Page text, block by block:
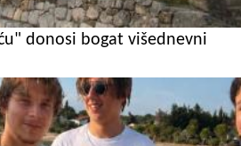
donosi bogat višednevni